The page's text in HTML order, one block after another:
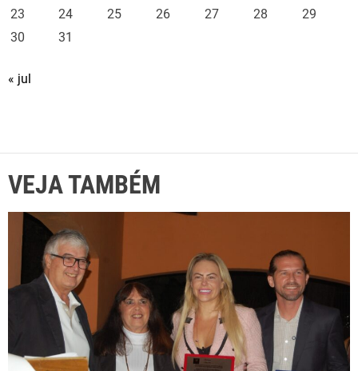
23
24 25 26 27 28
29
30
31
« jul
VEJA TAMBÉM